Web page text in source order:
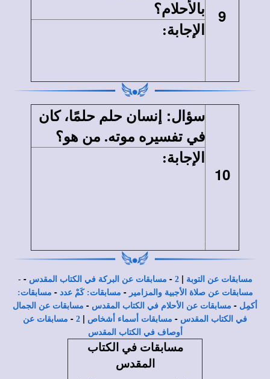
9
بالأحلام؟
الإجابة:
10
سؤال:
إنسان حلم حلمًا، كان
في تفسيره موته. من هو؟
الإجابة:
- مسابقات عن التوبة |
2
- مسابقات عن البركة في الكتاب المقدس -
مسابقات عن صلاة الأجبية والمزامير - مسابقات: كَمْ عدد - مسابقات:
أكمِل - مسابقات عن الأحلام في الكتاب المقدس - مسابقات عن الجمال
في الكتاب المقدس - مسابقات أسماء أشخاص |
2
- مسابقات عن
أوصاف في الكتاب المقدس
مسابقات في الكتاب
المقدس